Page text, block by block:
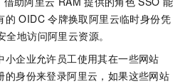
的 OIDC 令牌换取阿里云临时身份凭
地访问阿里云资源。
小企业允许员工使用其在一些网站
的身份来登录阿里云，如果这些网站